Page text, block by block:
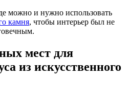
можно и нужно использовать
камня, чтобы интерьер был не
мест для
из искусственного